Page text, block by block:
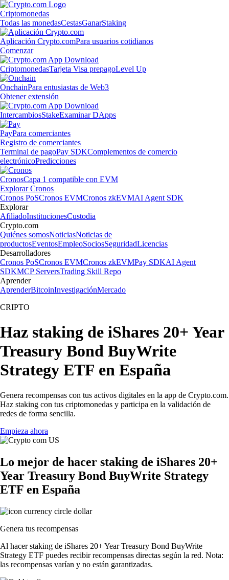
Criptomonedas
Todas las monedasCestasGanarStaking
Aplicación Crypto.comPara usuarios cotidianos
Comenzar
CriptomonedasTarjeta Visa prepagoLevel Up
OnchainPara entusiastas de Web3
Obtener extensión
IntercambiosStakeExaminar DApps
PayPara comerciantes
Registro de comerciantes
Terminal de pagoPay SDKComplementos de comercio
electrónicoPredicciones
CronosCapa 1 compatible con EVM
Explorar Cronos
Cronos PoSCronos EVMCronos zkEVMAI Agent SDK
Explorar
AfiliadoInstitucionesCustodia
Crypto.com
Quiénes somosNoticiasNoticias de
productosEventosEmpleoSociosSeguridadLicencias
Desarrolladores
Cronos PoSCronos EVMCronos zkEVMPay SDKAI Agent
SDKMCP ServersTrading Skill Repo
Aprender
AprenderBitcoinInvestigaciónMercado
CRIPTO
Haz staking de iShares 20+ Year
Treasury Bond BuyWrite
Strategy ETF en España
Genera recompensas con tus activos digitales en la app de Crypto.com.
Haz staking con tus criptomonedas y participa en la validación de
redes de forma sencilla.
Empieza ahora
Lo mejor de hacer staking de iShares 20+
Year Treasury Bond BuyWrite Strategy
ETF en España
Genera tus recompensas
Al hacer staking de iShares 20+ Year Treasury Bond BuyWrite
Strategy ETF puedes recibir recompensas directas según la red. Nota:
las recompensas varían y no están garantizadas.